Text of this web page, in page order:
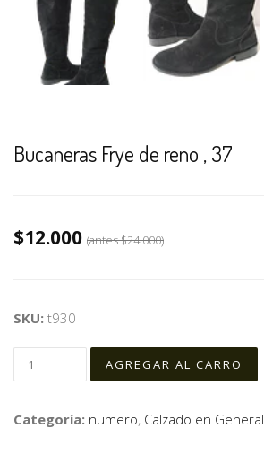
Bucaneras Frye de reno , 37
$12.000 (antes$24.000)
SKU: t930
Categoría: numero, Calzado en General